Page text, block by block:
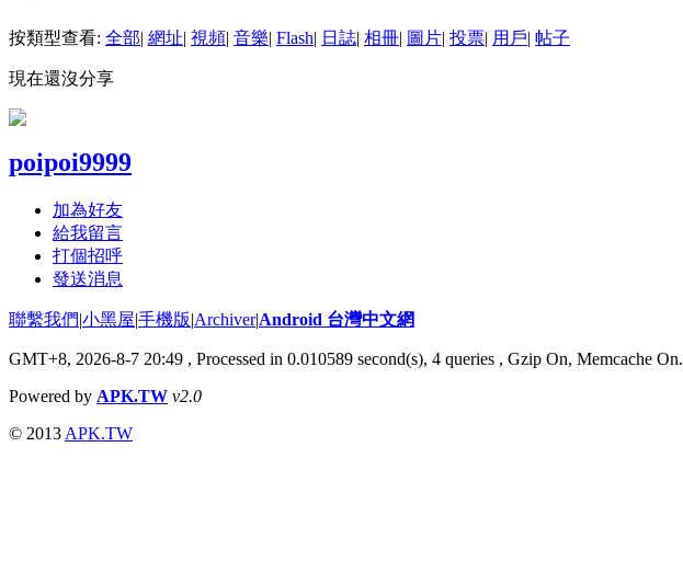
按類型查看: 全部| 網址| 視頻| 音樂| Flash| 日誌| 相冊| 圖片| 投票| 用戶| 帖子
現在還沒分享
poipoi9999
加為好友
給我留言
打個招呼
發送消息
聯繫我們|小黑屋|手機版|Archiver|Android 台灣中文網
GMT+8, 2026-8-7 20:49 , Processed in 0.010589 second(s), 4 queries , Gzip On, Memcache On.
Powered by APK.TW v2.0
© 2013 APK.TW